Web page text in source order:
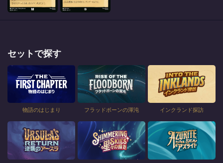
セットで探す
物語のはじまり フラッドボーンの渾沌 インクランド探訪